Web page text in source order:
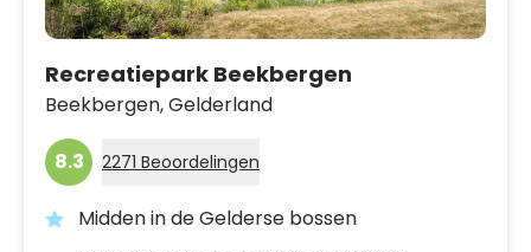
Recreatiepark Beekbergen
Beekbergen,Gelderland
8.3 2271 Beoordelingen
Midden in de Gelderse bossen